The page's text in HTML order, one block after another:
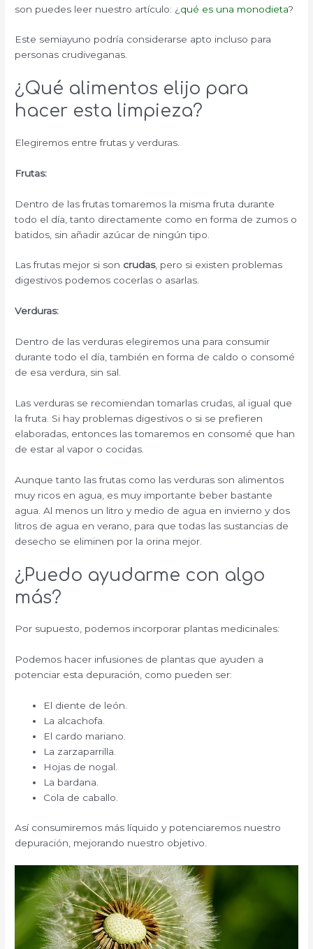
son puedes leer nuestro artículo: ¿ qué es una monodieta?
Este semiayuno podría considerarse apto incluso para
personas crudiveganas.
¿Qué alimentos elijo para
hacer esta limpieza?
Elegiremos entre frutas y verduras.
Frutas:
Dentro de las frutas tomaremos la misma fruta durante
todo el día, tanto directamente como en forma de zumos o
batidos, sin añadir azúcar de ningún tipo.
Las frutas mejor si son crudas, pero si existen problemas
digestivos podemos cocerlas o asarlas.
Verduras:
Dentro de las verduras elegiremos una para consumir
durante todo el día, también en forma de caldo o consomé
de esa verdura, sin sal.
Las verduras se recomiendan tomarlas crudas, al igual que
la fruta. Si hay problemas digestivos o si se prefieren
elaboradas, entonces las tomaremos en consomé que han
de estar al vapor o cocidas.
Aunque tanto las frutas como las verduras son alimentos
muy ricos en agua, es muy importante beber bastante
agua. Al menos un litro y medio de agua en invierno y dos
litros de agua en verano, para que todas las sustancias de
desecho se eliminen por la orina mejor.
¿Puedo ayudarme con algo
más?
Por supuesto, podemos incorporar plantas medicinales:
Podemos hacer infusiones de plantas que ayuden a
potenciar esta depuración, como pueden ser:
El diente de león.
La alcachofa.
El cardo mariano.
La zarzaparrilla.
Hojas de nogal.
La bardana.
Cola de caballo.
Así consumiremos más líquido y potenciaremos nuestro
depuración, mejorando nuestro objetivo.